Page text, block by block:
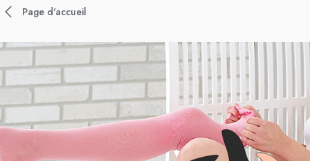
Page d'accueil